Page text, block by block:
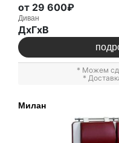
от 29 600₽
Диван
ДxГxВ
* Можем
*
Милан